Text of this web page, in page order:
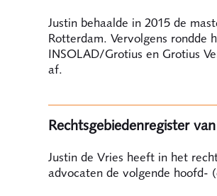
Justin behaalde in 2015 de
Rotterdam. Vervolgens rondde
INSOLAD/Grotius en Grotius
af.
Rechtsgebiedenregister
Justin de Vries heeft in het
advocaten de volgende hoofd-